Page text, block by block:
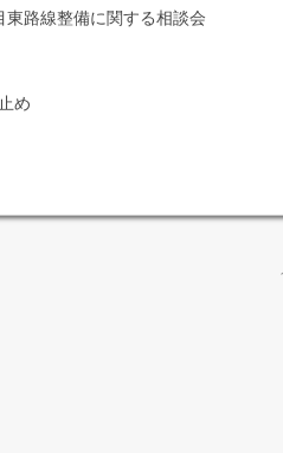
東路線整備に関する相談会
め